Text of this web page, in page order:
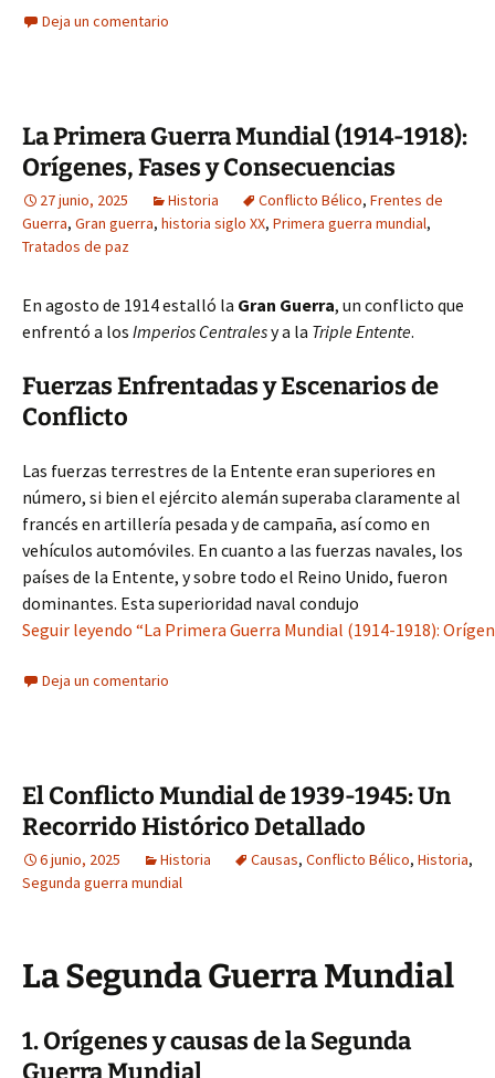
Deja un comentario
La Primera Guerra Mundial (1914-1918):
Orígenes, Fases y Consecuencias
27 junio, 2025 Historia Conflicto Bélico, Frentes de
Guerra, Gran guerra, historia siglo XX, Primera guerra mundial,
Tratados de paz
En agosto de 1914 estalló la Gran Guerra, un conflicto que
enfrentó a los Imperios Centralesy a la Triple Entente.
Fuerzas Enfrentadas y Escenarios de
Conflicto
Las fuerzas terrestres de la Entente eran superiores en
número, si bien el ejército alemán superaba claramente al
francés en artillería pesada y de campaña, así como en
vehículos automóviles. En cuanto a las fuerzas navales, los
países de la Entente, y sobre todo el Reino Unido, fueron
dominantes. Esta superioridad naval condujo
Seguir leyendo “La Primera Guerra Mundial (1914-1918):
Deja un comentario
El Conflicto Mundial de 1939-1945: Un
Recorrido Histórico Detallado
6 junio, 2025 Historia Causas, Conflicto Bélico, Historia,
Segunda guerra mundial
La Segunda Guerra Mundial
1. Orígenes y causas de la Segunda
Guerra Mundial